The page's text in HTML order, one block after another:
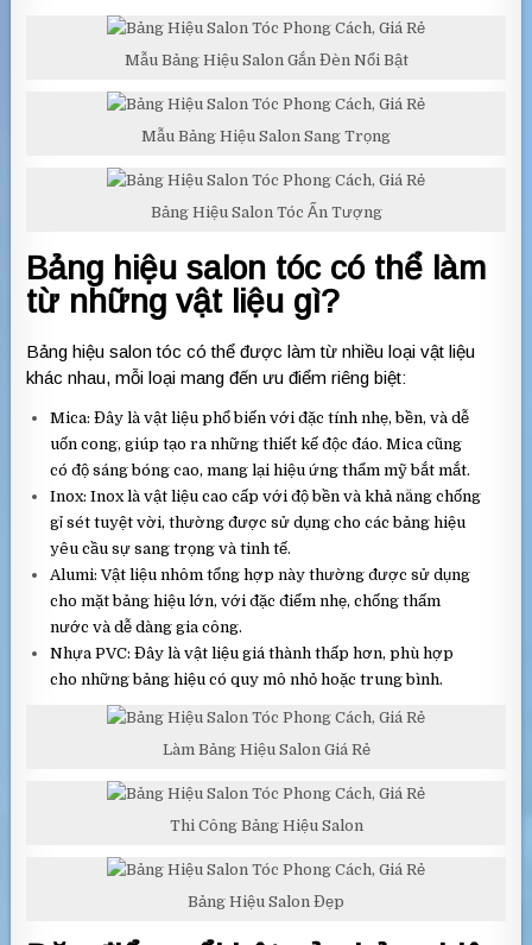
Mẫu Bảng Hiệu Salon Gắn Đèn Nổi Bật
Mẫu Bảng Hiệu Salon Sang Trọng
Bảng Hiệu Salon Tóc Ấn Tượng
Bảng hiệu salon tóc có thể làm
từ những vật liệu gì?
Bảng hiệu salon tóc có thể được làm từ nhiều loại vật liệu
khác nhau, mỗi loại mang đến ưu điểm riêng biệt:
Mica: Đây là vật liệu phổ biến với đặc tính nhẹ, bền, và dễ
uốn cong, giúp tạo ra những thiết kế độc đáo. Mica cũng
có độ sáng bóng cao, mang lại hiệu ứng thẩm mỹ bắt mắt.
Inox: Inox là vật liệu cao cấp với độ bền và khả năng chống
gỉ sét tuyệt vời, thường được sử dụng cho các bảng hiệu
yêu cầu sự sang trọng và tinh tế.
Alumi: Vật liệu nhôm tổng hợp này thường được sử dụng
cho mặt bảng hiệu lớn, với đặc điểm nhẹ, chống thấm
nước và dễ dàng gia công.
Nhựa PVC: Đây là vật liệu giá thành thấp hơn, phù hợp
cho những bảng hiệu có quy mô nhỏ hoặc trung bình.
Làm Bảng Hiệu Salon Giá Rẻ
Thi Công Bảng Hiệu Salon
Bảng Hiệu Salon Đẹp